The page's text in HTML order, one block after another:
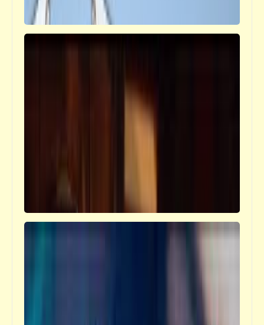
إن فاتك الميري .. يبقى ربنا بيحبك | المستغطي
كنتم بتقروا أنهي مجلّة وانتم صغيّرين؟ (1)